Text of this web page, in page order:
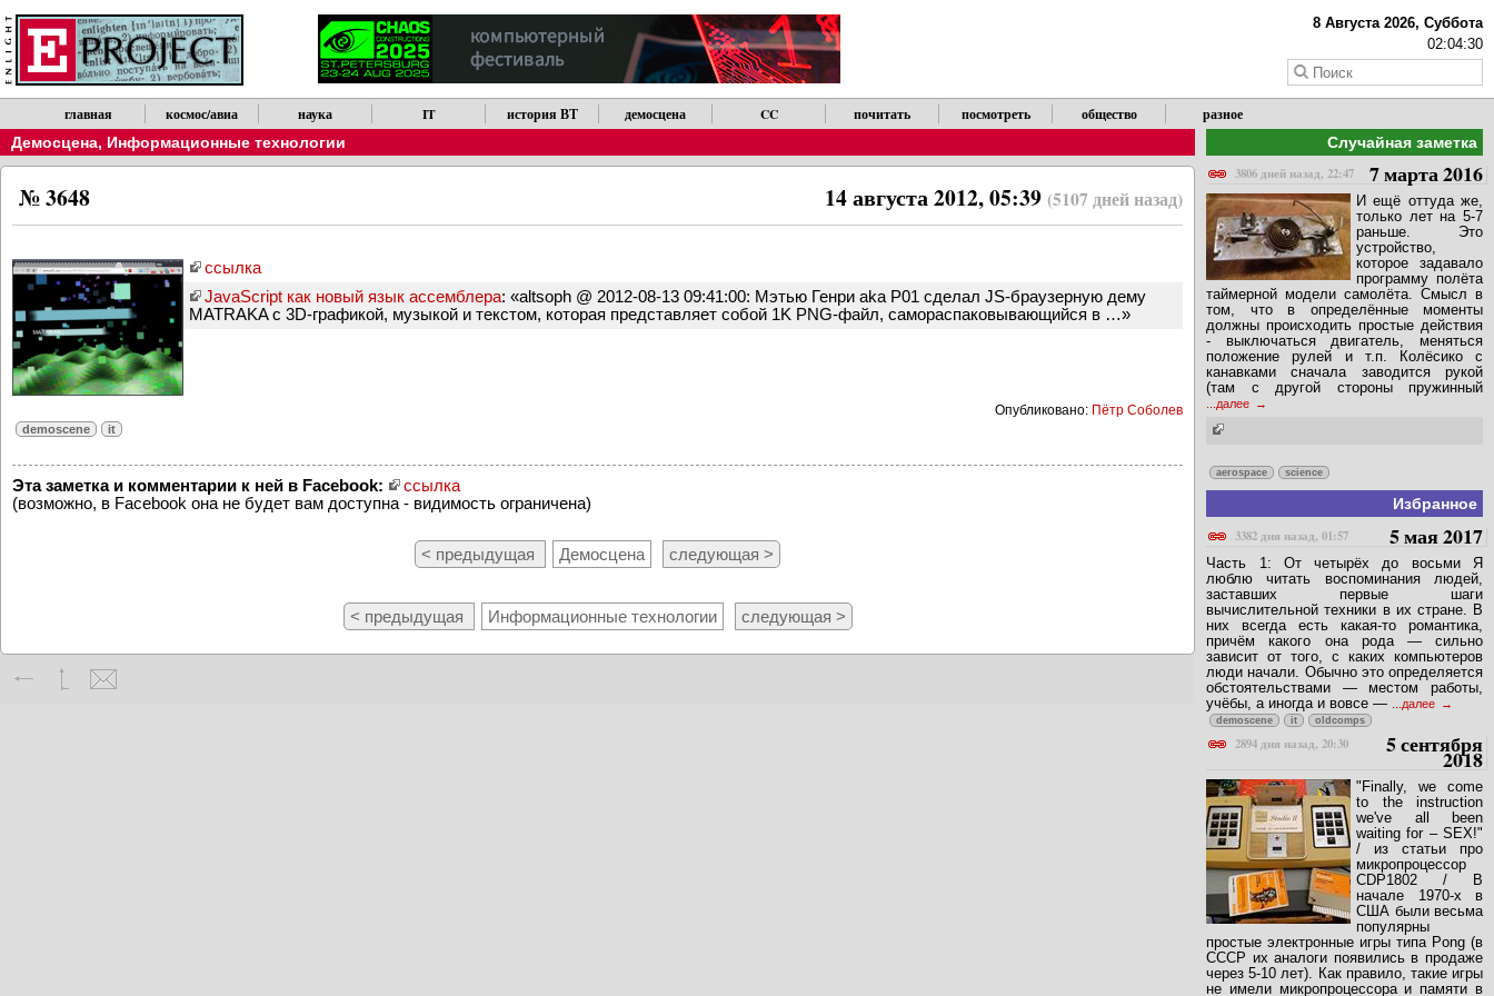
8 Августа 2026, Суббота
02:04:31
главная космос/авиа наука IT история ВТ демосцена CC почитать посмотреть общество разное
Демосцена, Информационные технологии
14 августа 2012, 05:39 (5107 дней назад)
№ 3648
ссылка
JavaScript как новый язык ассемблера: «altsoph @ 2012-08-13 09:41:00: Мэтью Генри aka P01 сделал JS-браузерную дему
MATRAKA с 3D-графикой, музыкой и текстом, которая представляет собой 1K PNG-файл, самораспаковывающийся в …»
Опубликовано: Пётр Соболев
demoscene it
Эта заметка и комментарии к ней в Facebook:
ссылка
(возможно, в Facebook она не будет вам доступна - видимость ограничена)
< предыдущая Демосцена следующая >
< предыдущая Информационные технологии следующая >
Случайная заметка
3806 дней назад, 22:47
7 марта 2016
И ещё оттуда же,
только лет на 5-7
раньше. Это
устройство,
которое задавало
программу полёта
таймерной модели самолёта. Смысл в
том, что в определённые моменты
должны происходить простые действия
- выключаться двигатель, меняться
положение рулей и т.п. Колёсико с
канавками сначала заводится рукой
(там с другой стороны пружинный
...далее
aerospace science
Избранное
3382 дня назад, 01:57
5 мая 2017
Часть 1: От четырёх до восьми Я
люблю читать воспоминания людей,
заставших первые шаги
вычислительной техники в их стране. В
них всегда есть какая-то романтика,
причём какого она рода — сильно
зависит от того, с каких компьютеров
люди начали. Обычно это определяется
обстоятельствами — местом работы,
учёбы, а иногда и вовсе —
...далее
demoscene it oldcomps
2894 дня назад, 20:30 5 сентября
2018
"Finally, we come
to the instruction
we've all been
waiting for – SEX!"
/ из статьи про
микропроцессор
CDP1802 / В
начале 1970-х в
США были весьма
популярны
простые электронные игры типа Pong (в
СССР их аналоги появились в продаже
через 5-10 лет). Как правило, такие игры
не имели микропроцессора и памяти в